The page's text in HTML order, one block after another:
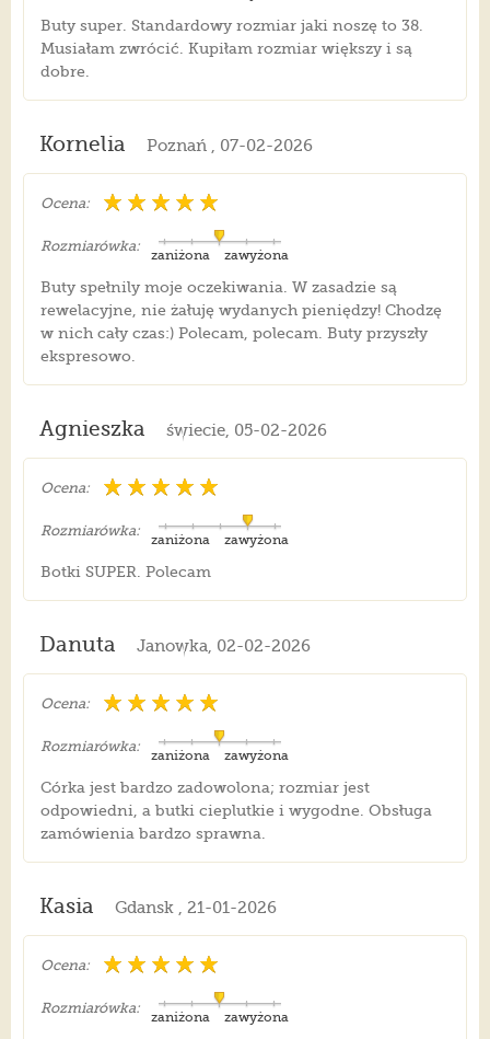
Buty super. Standardowy rozmiar jaki noszę to 38.
Musiałam zwrócić. Kupiłam rozmiar większy i są
dobre.
Kornelia Poznań , 07-02-2026
Ocena:
Rozmiarówka:
zawyżona
zaniżona
Buty spełnily moje oczekiwania. W zasadzie są
rewelacyjne, nie żałuję wydanych pieniędzy! Chodzę
w nich cały czas:) Polecam, polecam. Buty przyszły
ekspresowo.
Agnieszka świecie, 05-02-2026
Ocena:
Rozmiarówka:
zawyżona
zaniżona
Botki SUPER. Polecam
Danuta Janowka, 02-02-2026
Ocena:
Rozmiarówka:
zawyżona
zaniżona
Córka jest bardzo zadowolona; rozmiar jest
odpowiedni, a butki cieplutkie i wygodne. Obsługa
zamówienia bardzo sprawna.
Kasia Gdansk , 21-01-2026
Ocena:
Rozmiarówka:
zawyżona
zaniżona